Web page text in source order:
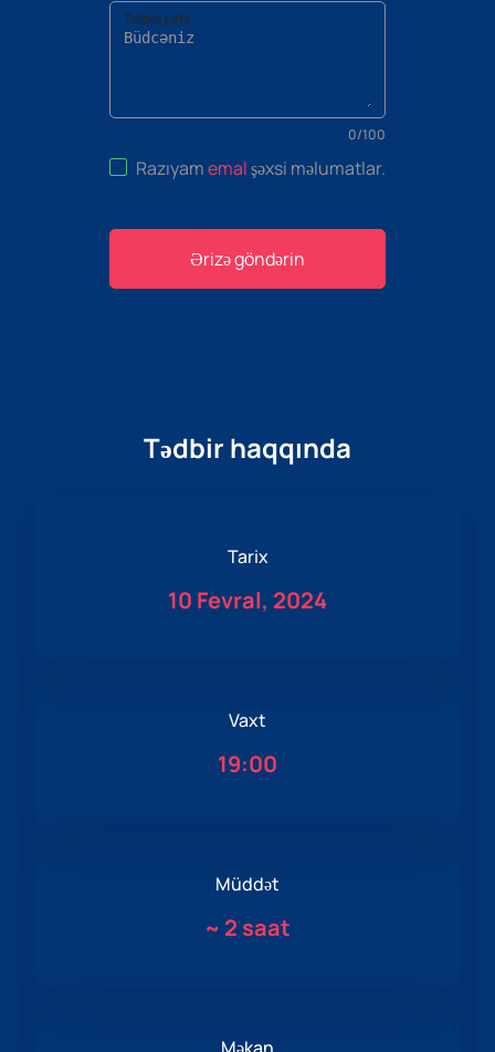
Tətbiq şərhi
0/100
Razıyamemalşəxsi məlumatlar.
Ərizə göndərin
Tədbir haqqında
Tarix
10 Fevral, 2024
Vaxt
19:00
Müddət
~ 2 saat